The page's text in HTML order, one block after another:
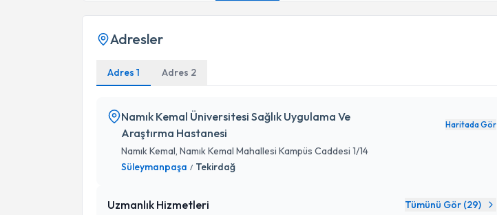
Adresler
Adres 1 Adres 2
Namık Kemal Üniversitesi Sağlık Uygulama Ve
Araştırma Hastanesi
Haritada Gör
Namık Kemal, Namık Kemal Mahallesi Kampüs Caddesi 1/14
Süleymanpaşa / Tekirdağ
Uzmanlık Hizmetleri Tümünü Gör (29)